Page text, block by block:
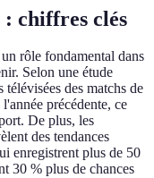
: chiffres clés
rôle fondamental dans
Selon une étude
télévisées des matchs de
précédente, ce
De plus, les
des tendances
enregistrent plus de 50
30 % plus de chances